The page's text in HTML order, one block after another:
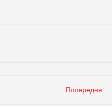
Попередня